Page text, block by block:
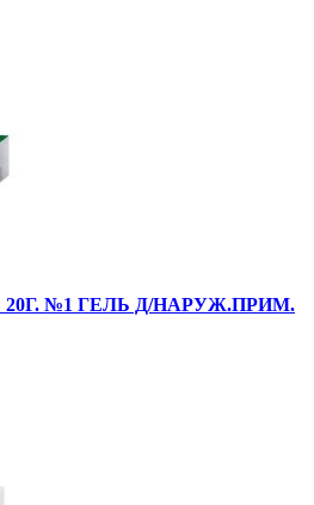
№1 ГЕЛЬ Д/НАРУЖ.ПРИМ.